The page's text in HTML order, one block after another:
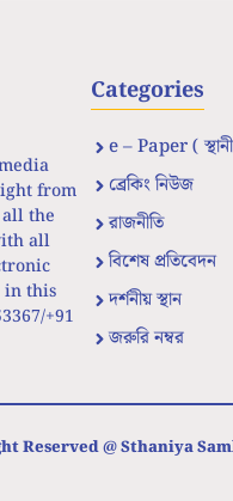
from
the
all
in this
+91
Categories
e – Paper (
ব্রেকিং নিউজ
রাজনীতি
বিশেষ প্রতিবেদন
দর্শনীয় স্থান
জরুরি নম্বর
Reserved @ Sthaniya